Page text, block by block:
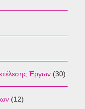
Έργων (30)
(12)